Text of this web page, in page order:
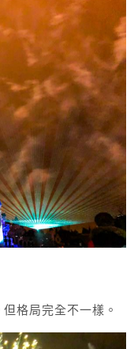
格局完全不一樣。